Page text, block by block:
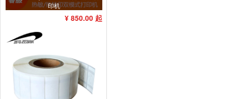
印机
¥ 850.00 起